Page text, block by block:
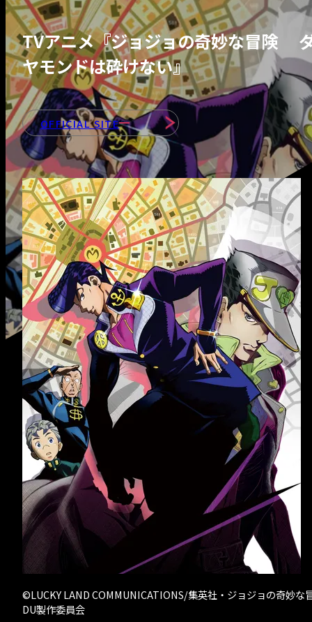
ッセージ
- 会社情報
- 部署紹介
INTERVIEWS
RECRUIT
- 募集職種
- クリエイター
TVアニメ『ジョジョの奇妙な冒険
ヤモンドは砕けない』
OFFICIAL SITE
©LUCKY LAND COMMUNICATIONS/集英社・ジョジョの奇妙な
DU製作委員会